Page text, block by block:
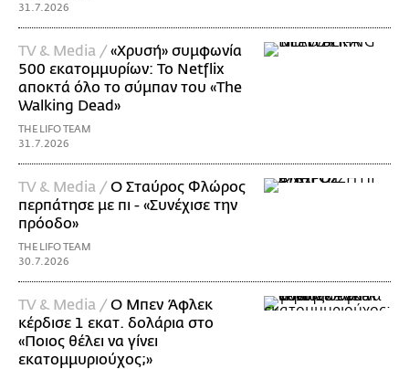
31.7.2026
TV & Media /«Χρυσή» συμφωνία
500 εκατομμυρίων: Το Netflix
αποκτά όλο το σύμπαν του «The
Walking Dead»
THE LIFO TEAM
31.7.2026
TV & Media /Ο Σταύρος Φλώρος
περπάτησε με πι - «Συνέχισε την
πρόοδο»
THE LIFO TEAM
30.7.2026
TV & Media /Ο Μπεν Άφλεκ
κέρδισε 1 εκατ. δολάρια στο
«Ποιος θέλει να γίνει
εκατομμυριούχος;»